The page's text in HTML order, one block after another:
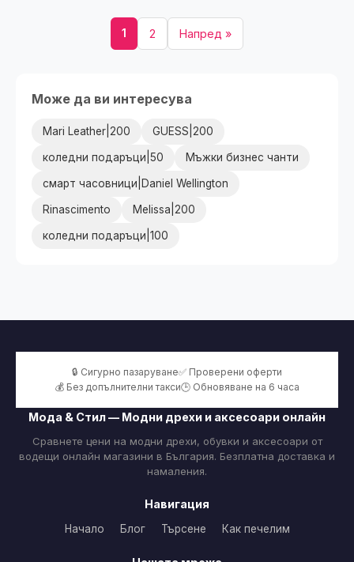
1 2 Напред »
Може да ви интересува
Mari Leather|200 GUESS|200
коледни подаръци|50 Мъжки бизнес чанти
смарт часовници|Daniel Wellington
Rinascimento Melissa|200
коледни подаръци|100
🔒 Сигурно пазаруване✅ Проверени оферти
💰 Без допълнителни такси🕒 Обновяване на 6 часа
Мода & Стил — Модни дрехи и аксесоари онлайн
Сравнете цени на модни дрехи, обувки и аксесоари от
водещи онлайн магазини в България. Безплатна доставка и
намаления.
Навигация
Начало Блог Търсене Как печелим